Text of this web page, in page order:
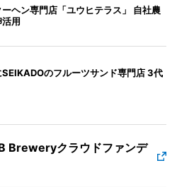
ヘン専門店「ユウヒテラス」 自社農
用
のフルーツサンド専門店 3代
Breweryクラウドファンデ